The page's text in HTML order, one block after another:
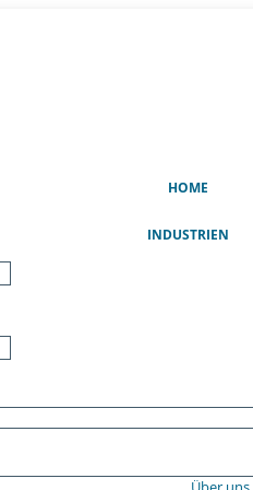
HOME
INDUSTRIEN